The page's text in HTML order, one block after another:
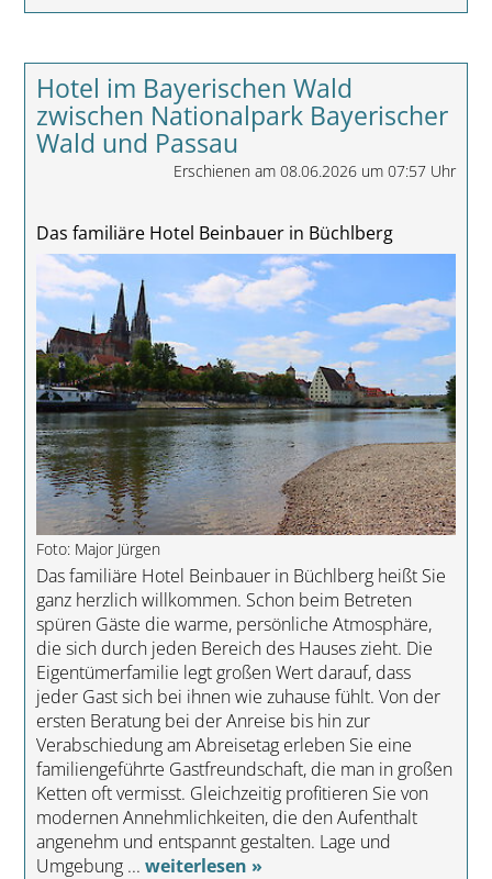
Hotel im Bayerischen Wald
zwischen Nationalpark Bayerischer
Wald und Passau
Erschienen am 08.06.2026 um 07:57 Uhr
Das familiäre Hotel Beinbauer in Büchlberg
Foto: Major Jürgen
Das familiäre Hotel Beinbauer in Büchlberg heißt Sie
ganz herzlich willkommen. Schon beim Betreten
spüren Gäste die warme, persönliche Atmosphäre,
die sich durch jeden Bereich des Hauses zieht. Die
Eigentümerfamilie legt großen Wert darauf, dass
jeder Gast sich bei ihnen wie zuhause fühlt. Von der
ersten Beratung bei der Anreise bis hin zur
Verabschiedung am Abreisetag erleben Sie eine
familiengeführte Gastfreundschaft, die man in großen
Ketten oft vermisst. Gleichzeitig profitieren Sie von
modernen Annehmlichkeiten, die den Aufenthalt
angenehm und entspannt gestalten. Lage und
Umgebung ... weiterlesen »